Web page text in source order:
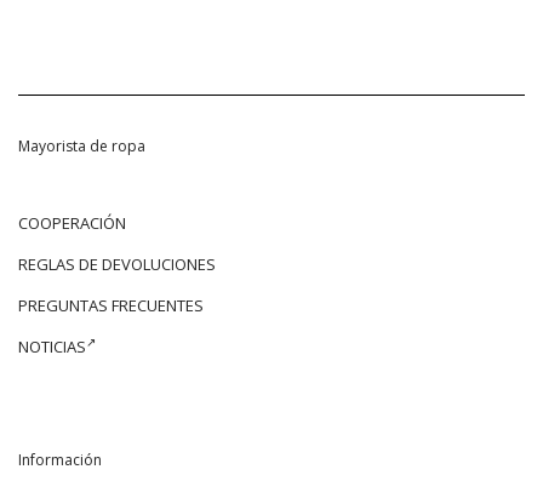
Mayorista de ropa
COOPERACIÓN
REGLAS DE DEVOLUCIONES
PREGUNTAS FRECUENTES
NOTICIAS
Información